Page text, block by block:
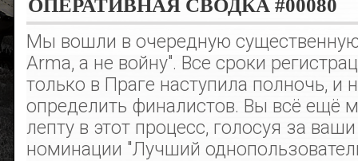
ОПЕРАТИВНАЯ СВОДКА #00080
Мы вошли в очередную
Arma, а не войну". Все сроки
только в Праге наступила полночь, и
определить финалистов. Вы всё ещё
лепту в этот процесс, голосуя за
номинации "Лучший